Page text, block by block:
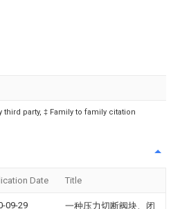
third party, ‡ Family to family citation
Date Title
09-29
一种压力切断阀块、闭